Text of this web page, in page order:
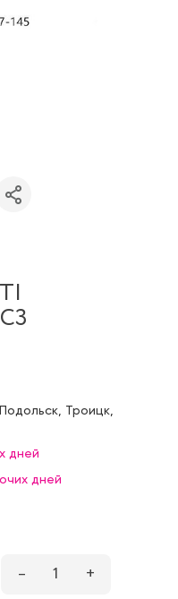
Подольск Троицк
дней
дней
– 1 +